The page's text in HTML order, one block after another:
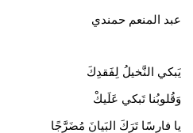
عبد المنعم حمندي
يَبكي النَّخيلُ لِفَقدِكَ
وَقُلوبُنا تَبكي عَلَيكْ
يا فارِسًا تَرَكَ البَيانَ مُضَرَّجًا